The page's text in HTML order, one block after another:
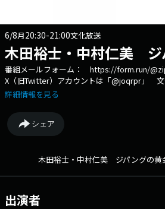
6/8月20:30-21:00文化放送
木田裕士・中村仁美 ジ
番組メールフォーム： https://form.run/
X（旧Twitter）アカウントは「@joqrpr」
ハッシュタグは「#文化放送」 文化放送公
「@joqr_916」
詳細情報を見る
シェア
木田裕士・中村仁美 ジパングの黄
出演者